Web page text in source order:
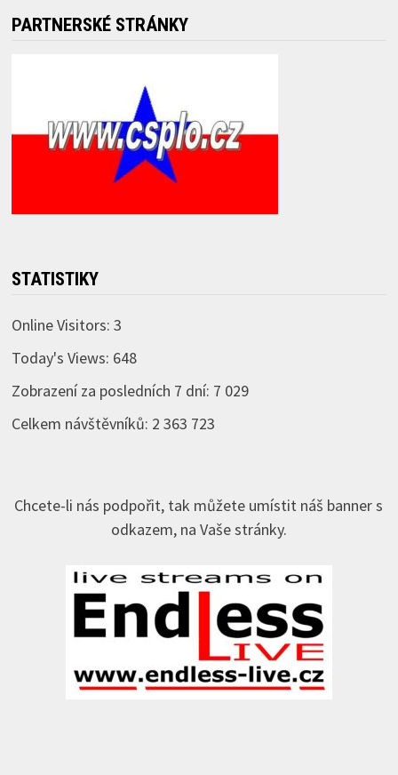
PARTNERSKÉ STRÁNKY
STATISTIKY
Online Visitors: 3
Today's Views: 648
Zobrazení za posledních 7 dní: 7 029
Celkem návštěvníků: 2 363 723
Chcete-li nás podpořit, tak můžete umístit náš banner s
odkazem, na Vaše stránky.